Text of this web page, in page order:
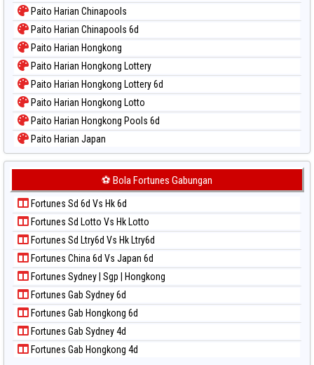
Paito Harian Chinapools
Paito Harian Chinapools 6d
Paito Harian Hongkong
Paito Harian Hongkong Lottery
Paito Harian Hongkong Lottery 6d
Paito Harian Hongkong Lotto
Paito Harian Hongkong Pools 6d
Paito Harian Japan
Paito Harian Japan 6d
Paito Harian Korea
Paito Harian Kuda Lari
Paito Harian Magnum Cambodia
Paito Harian Nagoya
Paito Harian New York Midday
Paito Harian North Carolina Day
Paito Harian Pcso
Paito Harian Pennsylvania Day
Paito Harian Sao Paulo
Paito Harian Singapore
Paito Harian Sydney
⚽ Bola Fortunes Gabungan
Fortunes Sd 6d Vs Hk 6d
Fortunes Sd Lotto Vs Hk Lotto
Fortunes Sd Ltry6d Vs Hk Ltry6d
Fortunes China 6d Vs Japan 6d
Fortunes Sydney | Sgp | Hongkong
Fortunes Gab Sydney 6d
Fortunes Gab Hongkong 6d
Fortunes Gab Sydney 4d
Fortunes Gab Hongkong 4d